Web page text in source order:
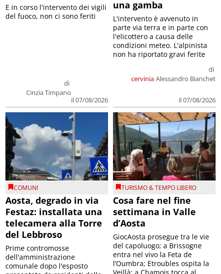
di
Cinzia Timpano
il 07/08/2026
E in corso l'intervento dei vigili
del fuoco, non ci sono feriti
una gamba
cervinia
di
Alessandro Bianchet
il 07/08/2026
L'intervento è avvenuto in
parte via terra e in parte con
l'elicottero a causa delle
condizioni meteo. L'alpinista
non ha riportato gravi ferite
COMUNI
Aosta, degrado in via
Festaz: installata una
telecamera alla Torre
del Lebbroso
Prime contromosse
dell'amministrazione
comunale dopo l'esposto
TURISMO & TEMPO LIBERO
Cosa fare nel fine
settimana in Valle
d’Aosta
GiocAosta prosegue tra le vie
del capoluogo; a Brissogne
entra nel vivo la Feta de
l’Oumbra; Etroubles ospita la